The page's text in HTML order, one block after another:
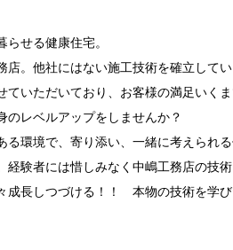
せる健康住宅。
店。他社にはない施工技術を確立して
ていただいており、お客様の満足いく
のレベルアップをしませんか？
る環境で、寄り添い、一緒に考えられ
経験者には惜しみなく中嶋工務店の技
成長しつづける！！ 本物の技術を学